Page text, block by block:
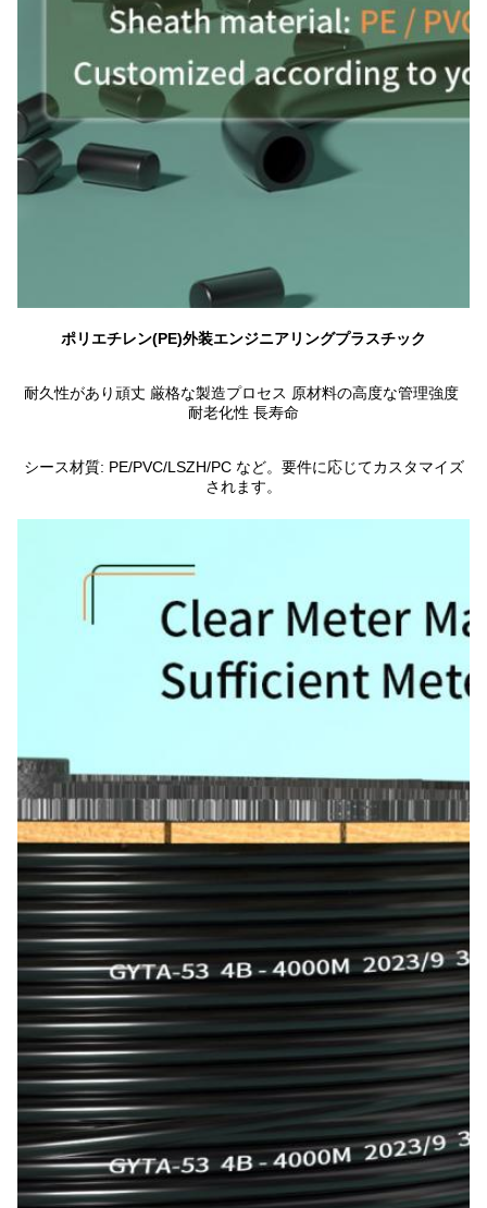
ポリエチレン(PE)外装エンジニアリングプラスチック
耐久性があり頑丈 厳格な製造プロセス 原材料の高度な管理強度
耐老化性 長寿命
シース材質: PE/PVC/LSZH/PC など。要件に応じてカスタマイズ
されます。